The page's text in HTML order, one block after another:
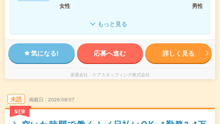
女性
男性
もっと見る
気になる! 応募へ進む 詳しく見る
派遣会社 ケアスタッフィング株式会社
未読
NEW
掲載日 2026/08/07